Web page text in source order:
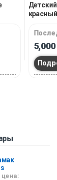
красный
5,000